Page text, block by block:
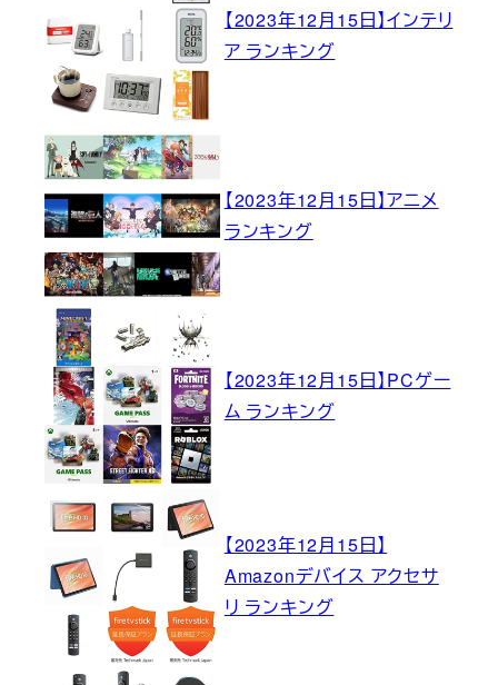
【2023年12月15日】インテリ
ア ランキング
【2023年12月15日】アニメ
ランキング
【2023年12月15日】PCゲー
ム ランキング
【2023年12月15日】
Amazonデバイス アクセサ
リ ランキング